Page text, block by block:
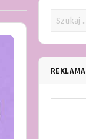
REKLAMA